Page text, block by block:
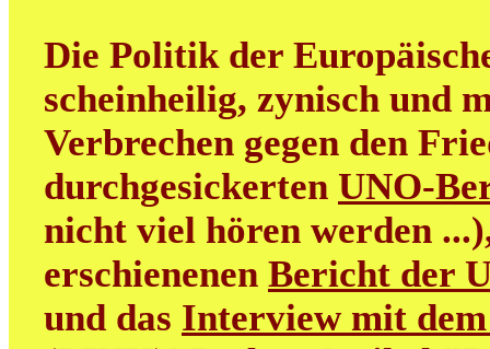
Die Politik der
scheinheilig, zynisch und
Verbrechen gegen den
durchgesickerten UNO-
nicht viel hören werden
erschienenen Bericht der
und das Interview mit